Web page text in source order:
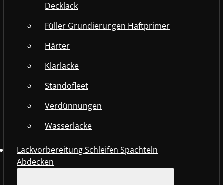
Decklack
Füller Grundierungen Haftprimer
Härter
Klarlacke
Standofleet
Verdünnungen
Wasserlacke
Lackvorbereitung Schleifen Spachteln
Abdecken